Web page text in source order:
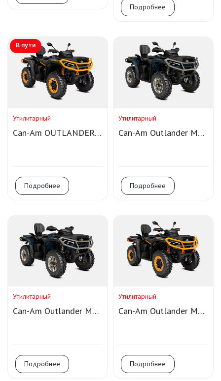
Подробнее
В пути
Утилитарный
Can-Am OUTLANDER
Подробнее
Утилитарный
Can-Am Outlander MAX
Подробнее
Утилитарный
Can-Am Outlander MAX
Подробнее
Утилитарный
Can-Am Outlander MAX
Подробнее